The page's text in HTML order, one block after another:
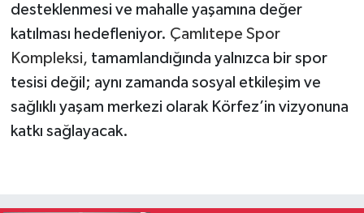
desteklenmesi ve mahalle yaşamına değer
katılması hedefleniyor. Çamlıtepe Spor
Kompleksi, tamamlandığında yalnızca bir spor
tesisi değil; aynı zamanda sosyal etkileşim ve
sağlıklı yaşam merkezi olarak Körfez’in vizyonuna
katkı sağlayacak.